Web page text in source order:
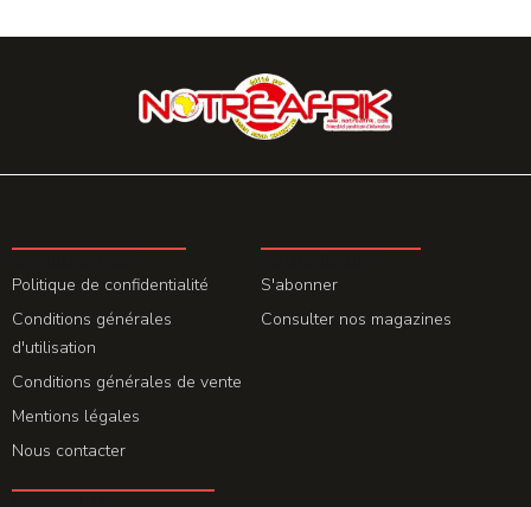
Politique de confidentialité
Conditions générales
d'utilisation
Conditions générales de vente
Mentions légales
Nous contacter
S'abonner
Consulter nos magazines